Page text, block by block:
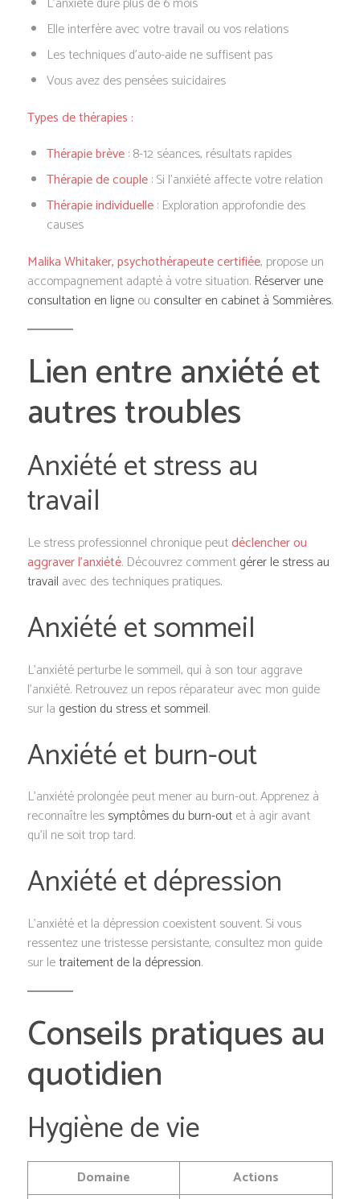
Elle interfère avec votre travail ou vos relations
Les techniques d’auto-aide ne suffisent pas
Vous avez des pensées suicidaires
Types de thérapies :
Thérapie brève: 8-12 séances, résultats rapides
Thérapie de couple: Si l’anxiété affecte votre relation
Thérapie individuelle: Exploration approfondie des
causes
Malika Whitaker, psychothérapeute certifiée, propose un
accompagnement adapté à votre situation. Réserver une
consultation en ligneou consulter en cabinet à Sommières.
Lien entre anxiété et
autres troubles
Anxiété et stress au
travail
Le stress professionnel chronique peutdéclencher ou
aggraver l’anxiété. Découvrez commentgérer le stress au
travail avec des techniques pratiques.
Anxiété et sommeil
L’anxiété perturbe le sommeil, qui à son tour aggrave
l’anxiété. Retrouvez un repos réparateur avec mon guide
sur la gestion du stress et sommeil.
Anxiété et burn-out
L’anxiété prolongée peut mener au burn-out. Apprenez à
reconnaître lessymptômes du burn-outet à agir avant
qu’il ne soit trop tard.
Anxiété et dépression
L’anxiété et la dépression coexistent souvent. Si vous
ressentez une tristesse persistante, consultez mon guide
sur letraitement de la dépression.
Conseils pratiques au
quotidien
Hygiène de vie
Domaine Actions